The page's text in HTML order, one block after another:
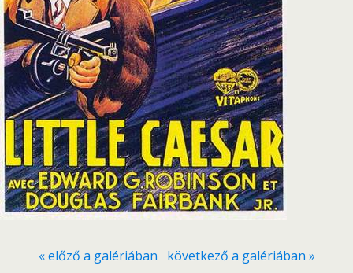
« előző a galériában következő a galériában »